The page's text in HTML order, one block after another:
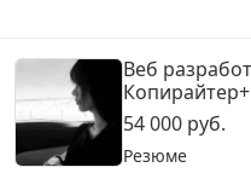
Веб
54 000 руб.
Резюме